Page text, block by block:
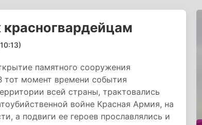
памятного сооружения
момент времени события
всей страны, трактовались
войне Красная Армия, на
а подвиги ее героев прославлялись и